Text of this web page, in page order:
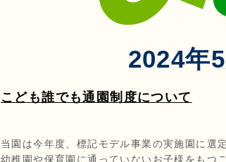
2024年
こども誰でも通園制度について
当園は今年度、標記モデル事業の実施園に選
幼稚園や保育園に通っていないお子様をもつ